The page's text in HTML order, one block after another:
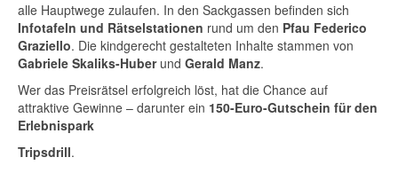
alle Hauptwege zulaufen. In den Sackgassen befinden sich
Infotafeln und Rätselstationen rund um den Pfau Federico
Graziello. Die kindgerecht gestalteten Inhalte stammen von
Gabriele Skaliks-Huberund Gerald Manz.
Wer das Preisrätsel erfolgreich löst, hat die Chance auf
attraktive Gewinne – darunter ein 150-Euro-Gutschein für den
Erlebnispark
Tripsdrill.